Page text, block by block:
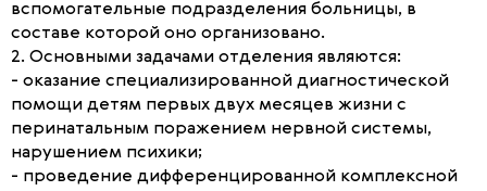
вспомогательные подразделения больницы, в
составе которой оно организовано.
2. Основными задачами отделения являются:
- оказание специализированной диагностической
помощи детям первых двух месяцев жизни с
перинатальным поражением нервной системы,
нарушением психики;
- проведение дифференцированной комплексной